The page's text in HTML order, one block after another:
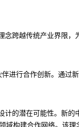
念跨越传统产业界限，
行合作创新。通过新
计的潜在可能性。新的
构建合作网络。该理